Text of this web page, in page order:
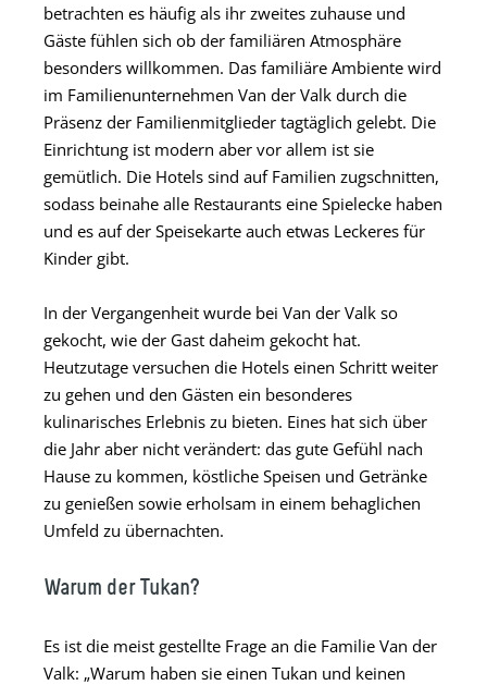
betrachten es häufig als ihr zweites zuhause und
Gäste fühlen sich ob der familiären Atmosphäre
besonders willkommen. Das familiäre Ambiente wird
im Familienunternehmen Van der Valk durch die
Präsenz der Familienmitglieder tagtäglich gelebt. Die
Einrichtung ist modern aber vor allem ist sie
gemütlich. Die Hotels sind auf Familien zugschnitten,
sodass beinahe alle Restaurants eine Spielecke haben
und es auf der Speisekarte auch etwas Leckeres für
Kinder gibt.
In der Vergangenheit wurde bei Van der Valk so
gekocht, wie der Gast daheim gekocht hat.
Heutzutage versuchen die Hotels einen Schritt weiter
zu gehen und den Gästen ein besonderes
kulinarisches Erlebnis zu bieten. Eines hat sich über
die Jahr aber nicht verändert: das gute Gefühl nach
Hause zu kommen, köstliche Speisen und Getränke
zu genießen sowie erholsam in einem behaglichen
Umfeld zu übernachten.
Warum der Tukan?
Es ist die meist gestellte Frage an die Familie Van der
Valk: „Warum haben sie einen Tukan und keinen